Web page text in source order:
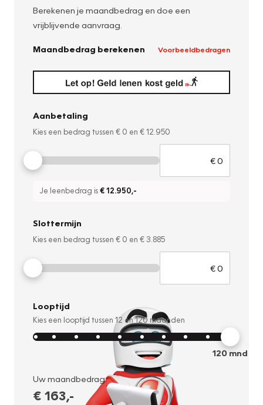
Berekenen je maandbedrag en doe een
vrijblijvende aanvraag.
Maandbedrag berekenen Voorbeeldbedragen
Aanbetaling
Kies een bedrag tussen € 0 en € 12.950
Je leenbedrag is€ 12.950,-
Slottermijn
Kies een bedrag tussen € 0 en € 3.885
Looptijd
Kies een looptijd tussen 12 en120 maanden
120mnd
Uw maandbedrag:
€ 163,-